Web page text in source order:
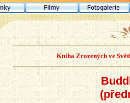
Kniha Zrozených ve